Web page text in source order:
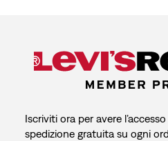
Iscriviti ora per avere
spedizione gratuita su ogni